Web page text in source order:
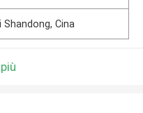
Shandong, Cina